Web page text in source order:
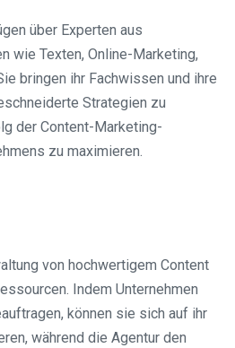
über Experten aus
wie Texten, Online-Marketing,
bringen ihr Fachwissen und ihre
Strategien zu
der Content-Marketing-
zu maximieren.
von hochwertigem Content
Indem Unternehmen
können sie sich auf ihr
während die Agentur den